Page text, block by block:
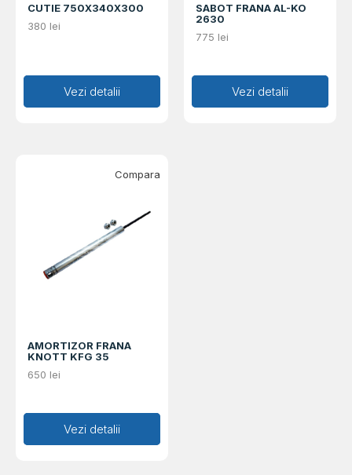
CUTIE 750X340X300
380 lei
Adaugă în coș
Vezi detalii
SABOT FRANA AL-KO
2630
775 lei
Adaugă în coș
Vezi detalii
AMORTIZOR FRANA
KNOTT KFG 35
650 lei
Adaugă în coș
Vezi detalii
Compara